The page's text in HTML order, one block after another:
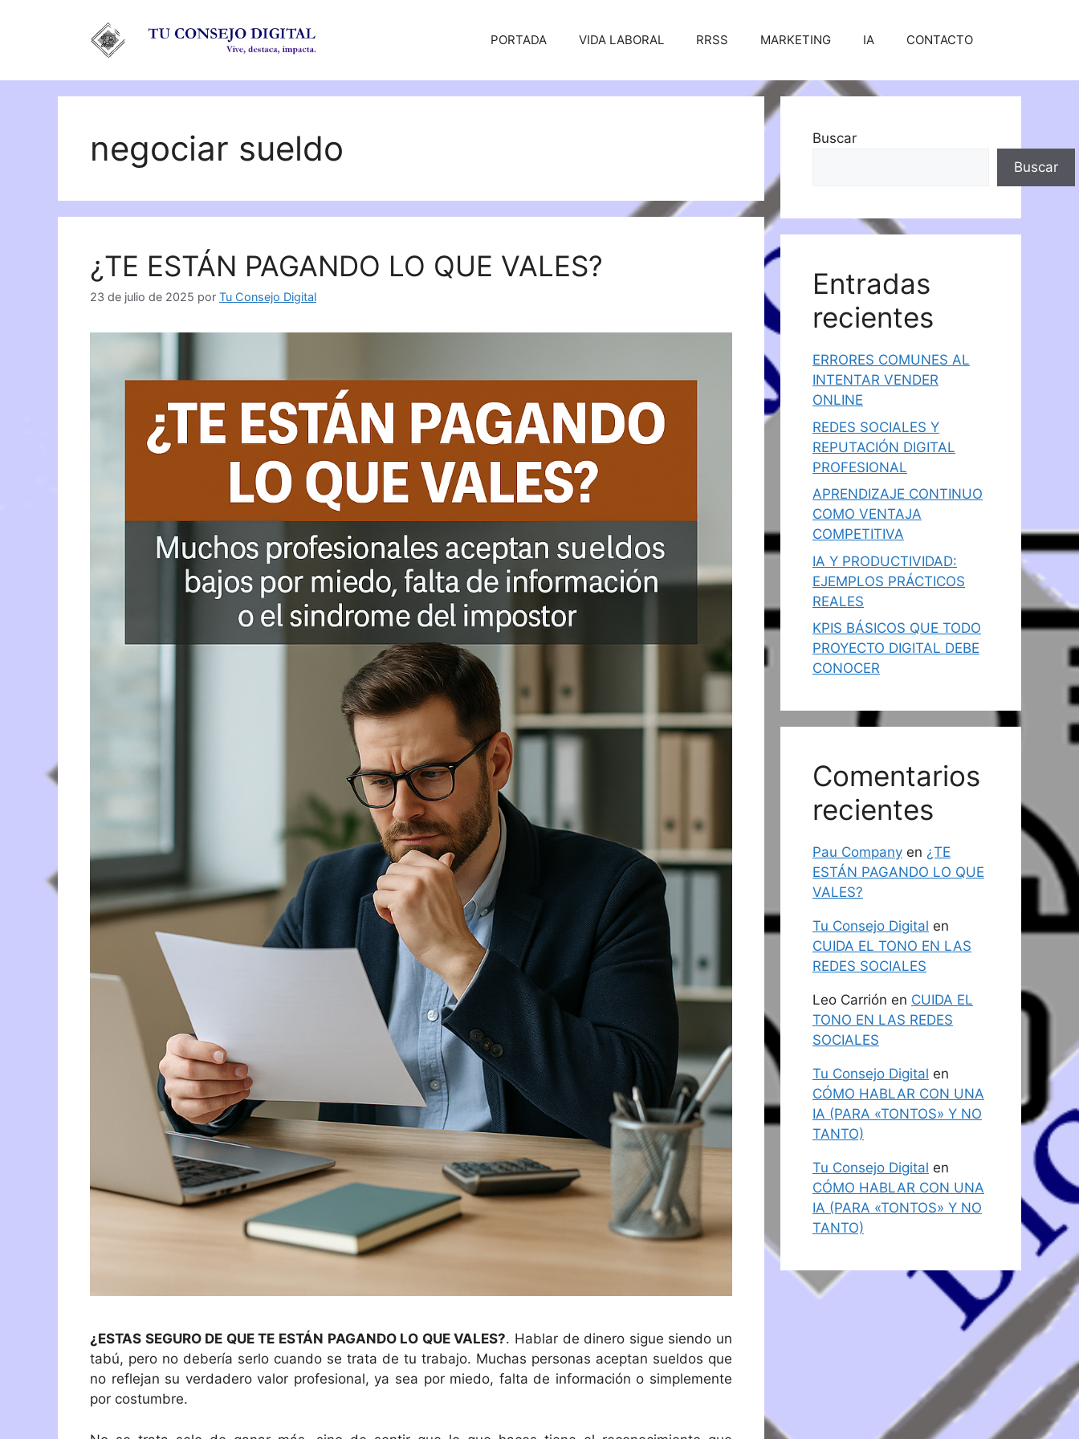
PORTADA VIDA LABORAL RRSS MARKETING IA CONTACTO
negociar sueldo
¿TE ESTÁN PAGANDO LO QUE VALES?
23 de julio de 2025 por Tu Consejo Digital
¿ESTAS SEGURO DE QUE TE ESTÁN PAGANDO LO QUE VALES?. Hablar de dinero sigue siendo un
tabú, pero no debería serlo cuando se trata de tu trabajo. Muchas personas aceptan sueldos que
no reflejan su verdadero valor profesional, ya sea por miedo, falta de información o simplemente
por costumbre.
Buscar
Buscar
Entradas
recientes
ERRORES COMUNES AL
INTENTAR VENDER
ONLINE
REDES SOCIALES Y
REPUTACIÓN DIGITAL
PROFESIONAL
APRENDIZAJE CONTINUO
COMO VENTAJA
COMPETITIVA
IA Y PRODUCTIVIDAD:
EJEMPLOS PRÁCTICOS
REALES
KPIS BÁSICOS QUE TODO
PROYECTO DIGITAL DEBE
CONOCER
Comentarios
recientes
Pau Company en ¿TE
ESTÁN PAGANDO LO QUE
VALES?
Tu Consejo Digital en
CUIDA EL TONO EN LAS
REDES SOCIALES
Leo Carrión en CUIDA EL
TONO EN LAS REDES
SOCIALES
Tu Consejo Digital en
CÓMO HABLAR CON UNA
IA (PARA «TONTOS» Y NO
TANTO)
Tu Consejo Digital en
CÓMO HABLAR CON UNA
IA (PARA «TONTOS» Y NO
TANTO)